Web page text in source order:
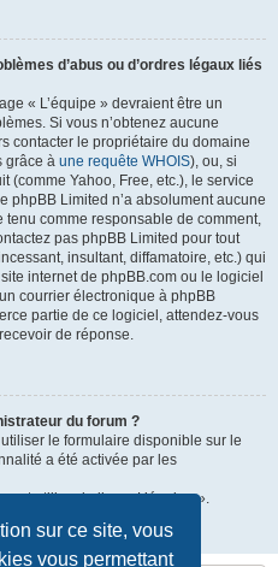
sur ce site, vous
vous permettant
d’abus ou d’ordres légaux liés
« L’équipe » devraient être un
Si vous n’obtenez aucune
contacter le propriétaire du domaine
grâce à une requête WHOIS), ou, si
(comme Yahoo, Free, etc.), le service
phpBB Limited n’a absolument aucune
comme responsable de comment,
pas phpBB Limited pour tout
insultant, diffamatoire, etc.) qui
internet de phpBB.com ou le logiciel
courrier électronique à phpBB
partie de ce logiciel, attendez-vous
de réponse.
du forum ?
le formulaire disponible sur le
a été activée par les
utiliser le lien « L’équipe ».